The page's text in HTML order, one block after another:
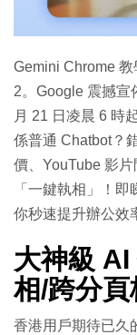
Gemini Chrome
2。Google 震撼宣
月 21 日凌晨 6 時
係普通 Chatbot？
價、YouTube 影
「一鍵執相」！
你秒速提升辦公效
大神級
相/跨分頁
香港用戶期待已久